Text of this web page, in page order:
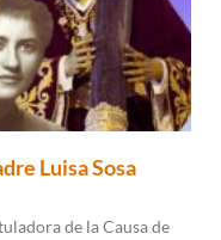
Luisa Sosa
de la Causa de